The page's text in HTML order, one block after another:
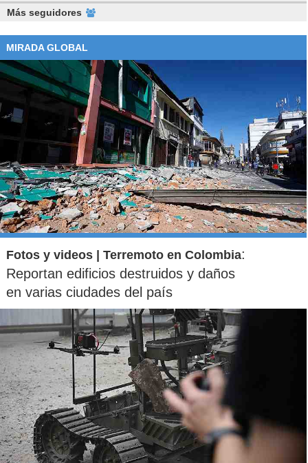
Más seguidores
MIRADA GLOBAL
Fotos y videos | Terremoto en Colombia:
Reportan edificios destruidos y daños
en varias ciudades del país